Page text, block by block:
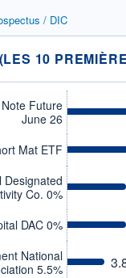
/ DIC
10
Future
June 26
Mat ETF
Designated
Co. 0%
DAC 0%
National
5.5%